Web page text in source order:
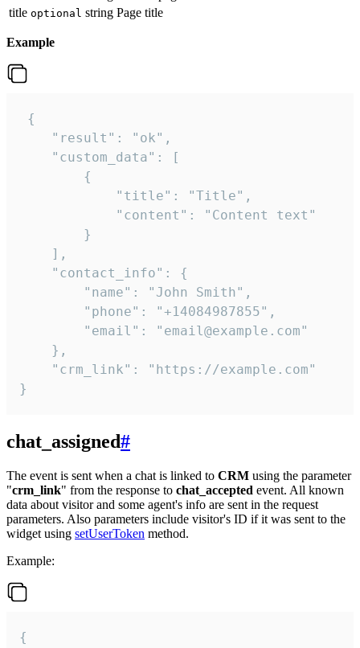
title optional string Page title
Example
{
    "result": "ok",
    "custom_data": [
        {
            "title": "Title",
            "content": "Content text"
        }
    ],
    "contact_info": {
        "name": "John Smith",
        "phone": "+14084987855",
        "email": "email@example.com"
    },
    "crm_link": "https://example.com"
}
chat_assigned#
The event is sent when a chat is linked to CRM using the parameter
"crm_link" from the response to chat_accepted event. All known
data about visitor and some agent's info are sent in the request
parameters. Also parameters include visitor's ID if it was sent to the
widget using setUserToken method.
Example:
{